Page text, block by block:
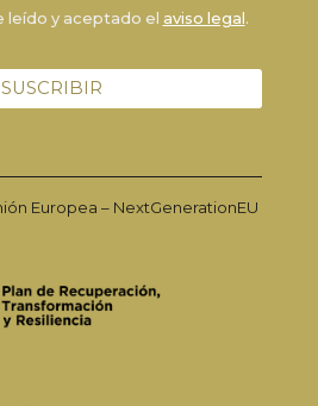
leído y aceptado el aviso legal.
Europea – NextGenerationEU